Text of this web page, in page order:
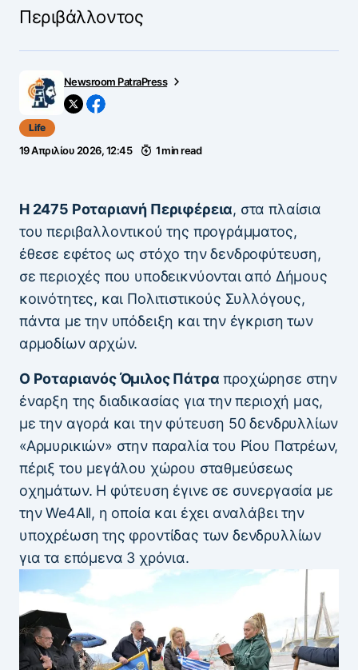
Περιβάλλοντος
Newsroom PatraPress
Life
19 Απριλίου 2026, 12:45 1 min read
Η 2475 Ροταριανή Περιφέρεια, στα πλαίσια
του περιβαλλοντικού της προγράμματος,
έθεσε εφέτος ως στόχο την δενδροφύτευση,
σε περιοχές που υποδεικνύονται από Δήμους
κοινότητες, και Πολιτιστικούς Συλλόγους,
πάντα με την υπόδειξη και την έγκριση των
αρμοδίων αρχών.
Ο Ροταριανός Όμιλος Πάτρα προχώρησε στην
έναρξη της διαδικασίας για την περιοχή μας,
με την αγορά και την φύτευση 50 δενδρυλλίων
«Αρμυρικιών» στην παραλία του Ρίου Πατρέων,
πέριξ του μεγάλου χώρου σταθμεύσεως
οχημάτων. Η φύτευση έγινε σε συνεργασία με
την We4All, η οποία και έχει αναλάβει την
υποχρέωση της φροντίδας των δενδρυλλίων
για τα επόμενα 3 χρόνια.